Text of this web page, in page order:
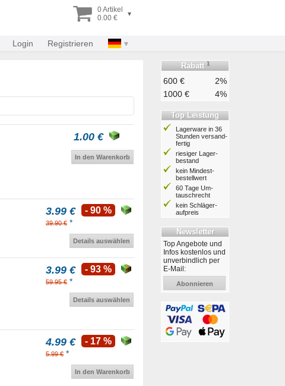
0 Artikel
0.00 €
▾
Login Registrieren
1.00 €
In den Warenkorb
3.99 €
39.90 € *
- 90 %
Details auswählen
3.99 €
59.95 € *
- 93 %
Details auswählen
4.99 €
5.99 € *
- 17 %
In den Warenkorb
Rabatt 1
600 €
2%
1000 €
4%
Top Leistung
Lagerware in 36
Stunden ver­sand­
fertig
riesiger Lager­
bestand
kein Mindest­
bestell­wert
60 Tage Um­
tausch­recht
kein Schläger­
aufpreis
Newsletter
Top Angebote und
Infos kostenlos und
unverbindlich per
E-Mail:
Abonnieren